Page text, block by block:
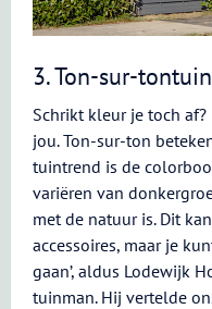
3. Ton-sur-
Schrikt kleur je toch
jou. Ton-sur-ton
tuintrend is de
variëren van
met de natuur is. Dit
accessoires, maar je
gaan’, aldus Lodewijk
tuinman. Hij vertelde